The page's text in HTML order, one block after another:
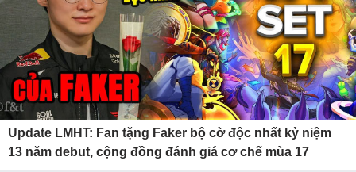
Update LMHT: Fan tặng Faker bộ cờ độc nhất kỷ niệm
13 năm debut, cộng đồng đánh giá cơ chế mùa 17